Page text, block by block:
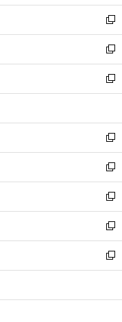
開
く
ウ
で
開
く
ン
ド
ウ
で
開
く
ウ
ィ
ン
ド
ウ
で
開
し
い
ウ
ィ
ン
ド
ウ
開
く
新
し
い
ウ
ィ
ン
ウ
で
開
く
新
し
い
ウ
ン
ド
ウ
で
開
く
新
し
ウ
ィ
ン
ド
ウ
で
開
く
新
し
い
ウ
ィ
ン
ド
ウ
で
開
新
し
い
ウ
ィ
ン
ド
ウ
開
新
し
い
ウ
ィ
ン
ウ
新
し
い
ウ
ン
新
し
ウ